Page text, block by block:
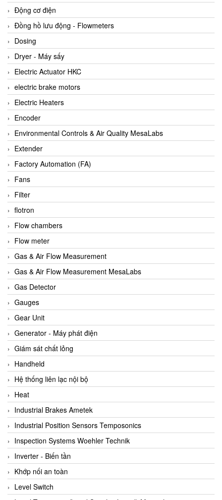
AMPTRON Vietnam
AND Vietnam
ANDERSON-NEGELE
ANDILOG Technologies Vietnam
Anritsu
ANTEC S.A
Antico pumps
Anybus/ HMS
AOBEN
Apex Dynamics Vietnam
Apex Dynamics Vietnam
Apiste
APLISENS VietNam
Apollo Fire
Appleton
AQ Matic
Aqualabo Vietnam
Aquametro
ARCA Regler
Arcos Hydraulik
Ardetem-Sfere-Vietnam
Argal
AS ENERGI
ASCO CO2
Asker
AT2E
ATC Pneumatic
ATEX System
ATI - IA
ATI (Analytical Technology Inc)
Atos
Atrax
Động cơ điện
Đồng hồ lưu động - Flowmeters
Dosing
Dryer - Máy sấy
Electric Actuator HKC
electric brake motors
Electric Heaters
Encoder
Environmental Controls & Air Quality MesaLabs
Extender
Factory Automation (FA)
Fans
Filter
flotron
Flow chambers
Flow meter
Gas & Air Flow Measurement
Gas & Air Flow Measurement MesaLabs
Gas Detector
Gauges
Gear Unit
Generator - Máy phát điện
Giám sát chất lỏng
Handheld
Hệ thống liên lạc nội bộ
Heat
Industrial Brakes Ametek
Industrial Position Sensors Temposonics
Inspection Systems Woehler Technik
Inverter - Biến tần
Khớp nối an toàn
Level Switch